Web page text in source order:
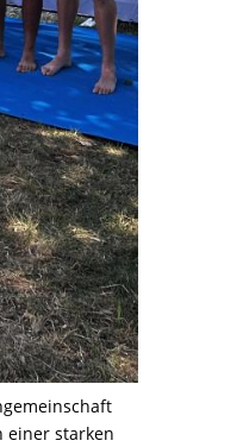
einer starken